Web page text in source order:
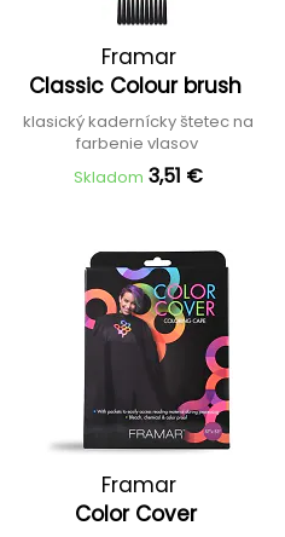
Framar
Classic Colour brush
klasický kadernícky štetec na
farbenie vlasov
Skladom 3,51 €
Framar
Color Cover